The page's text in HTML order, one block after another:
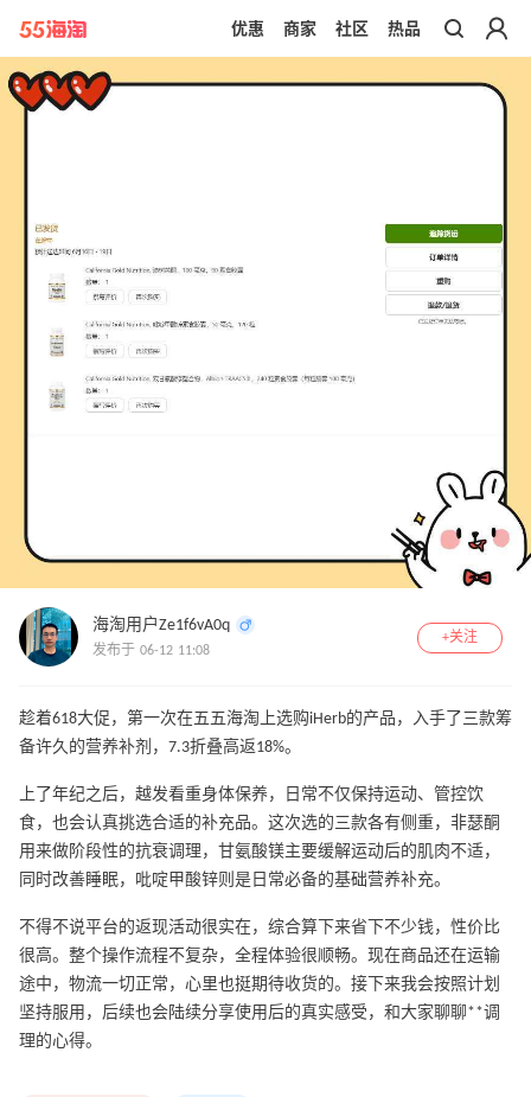
带你去官网买正品
优惠 商家 社区 热品
海淘用户Ze1f6vA0q
发布于 06-12 11:08
+关注
趁着618大促，第一次在五五海淘上选购iHerb的产品，入手了三款筹
备许久的营养补剂，7.3折叠高返18%。
上了年纪之后，越发看重身体保养，日常不仅保持运动、管控饮
食，也会认真挑选合适的补充品。这次选的三款各有侧重，非瑟酮
用来做阶段性的抗衰调理，甘氨酸镁主要缓解运动后的肌肉不适，
同时改善睡眠，吡啶甲酸锌则是日常必备的基础营养补充。
不得不说平台的返现活动很实在，综合算下来省下不少钱，性价比
很高。整个操作流程不复杂，全程体验很顺畅。现在商品还在运输
途中，物流一切正常，心里也挺期待收货的。接下来我会按照计划
坚持服用，后续也会陆续分享使用后的真实感受，和大家聊聊**调
理的心得。